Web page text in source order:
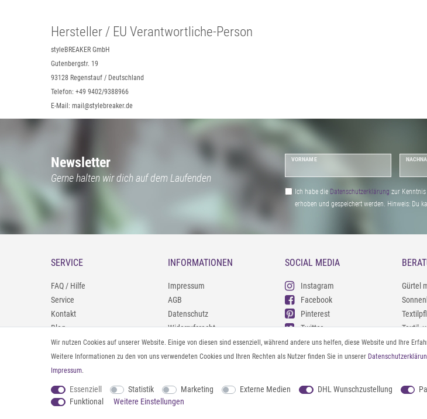
Hersteller / EU Verantwortliche-Person
styleBREAKER GmbH
Gutenbergstr. 19
93128 Regenstauf / Deutschland
Telefon: +49 9402/9388966
E-Mail: mail@stylebreaker.de
Newsletter
Gerne halten wir dich auf dem Laufenden
VORNAME
Ich habe die Daten­schutz­erklärung zur
erhoben und gespeichert werden. Hinweis: Du
SERVICE
FAQ / Hilfe
Service
Kontakt
Blog
09402/9388966
0160/98693481
INFORMATIONEN
Impressum
AGB
Datenschutz
Widerrufsrecht
Zahlung und Versand
Rücksendeinformationen
Vertrag widerrufen
SOCIAL MEDIA
Instagram
Facebook
Pinterest
Twitter
Youtube
Threads
Gürtel
Textil-
Wir nutzen Cookies auf unserer Website. Einige von diesen sind essenziell, während andere uns helfen, diese Website und Ihre
Weitere Informationen zu den von uns verwendeten Cookies und Ihren Rechten als Nutzer finden Sie in unserer
Impressum.
Essenziell Statistik Marketing Externe Medien DHL Wunschzustellung
Funktional
Weitere Einstellungen